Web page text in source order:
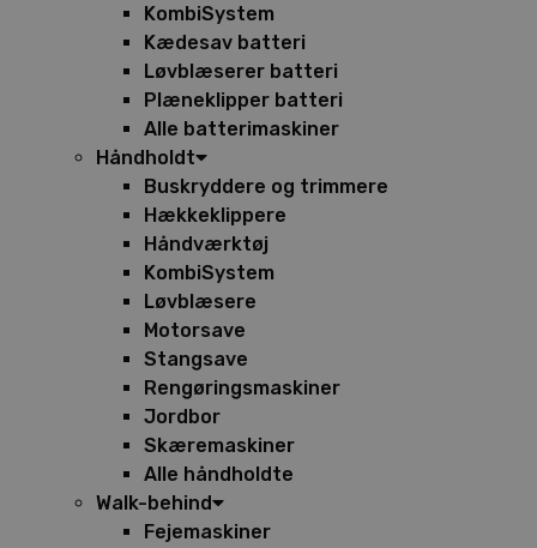
KombiSystem
Kædesav batteri
Løvblæserer batteri
Plæneklipper batteri
Alle batterimaskiner
Håndholdt
Buskryddere og trimmere
Hækkeklippere
Håndværktøj
KombiSystem
Løvblæsere
Motorsave
Stangsave
Rengøringsmaskiner
Jordbor
Skæremaskiner
Alle håndholdte
Walk-behind
Fejemaskiner